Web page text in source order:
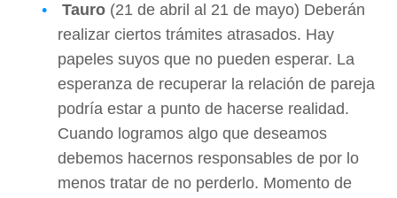
Tauro (21 de abril al 21 de mayo) Deberán
realizar ciertos trámites atrasados. Hay
papeles suyos que no pueden esperar. La
esperanza de recuperar la relación de pareja
podría estar a punto de hacerse realidad.
Cuando logramos algo que deseamos
debemos hacernos responsables de por lo
menos tratar de no perderlo. Momento de